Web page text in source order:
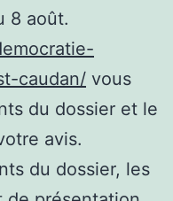
8 août.
caudan/ vous
du dossier et le
avis.
du dossier, les